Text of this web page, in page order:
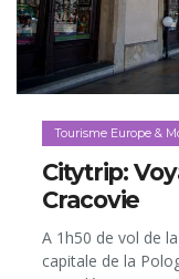
Tourisme Europe &
Citytrip:
Cracovie
A 1h50 de vol de
capitale de la